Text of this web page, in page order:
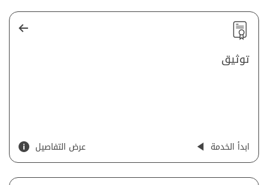
توثيق
ابدأ الخدمة عرض التفاصيل